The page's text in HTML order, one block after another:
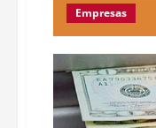
Empresas